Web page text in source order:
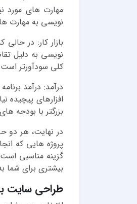
مهارت های مورد
نویسی به مهارت
بازار کار: در
نویسی به دلیل
کلی سودآورتر
درآمد: درآمد
افزارهای پیچیده
بزرگتر با بودجه
در نهایت، هر دو
پروژه هایی که
گزینه مناسبی
بیشتری برای شما
طراحی سایت